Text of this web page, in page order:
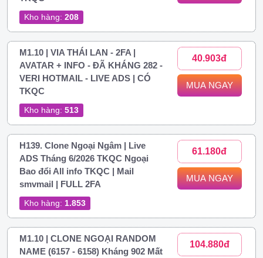
Kho hàng: 208
M1.10 | VIA THÁI LAN - 2FA |
AVATAR + INFO - ĐÃ KHÁNG 282 -
VERI HOTMAIL - LIVE ADS | CÓ
TKQC
Kho hàng: 513
40.903đ
MUA NGAY
H139. Clone Ngoại Ngâm | Live
ADS Tháng 6/2026 TKQC Ngoại
Bao đổi All info TKQC | Mail
smvmail | FULL 2FA
Kho hàng: 1.853
61.180đ
MUA NGAY
M1.10 | CLONE NGOẠI RANDOM
NAME (6157 - 6158) Kháng 902 Mất
104.880đ